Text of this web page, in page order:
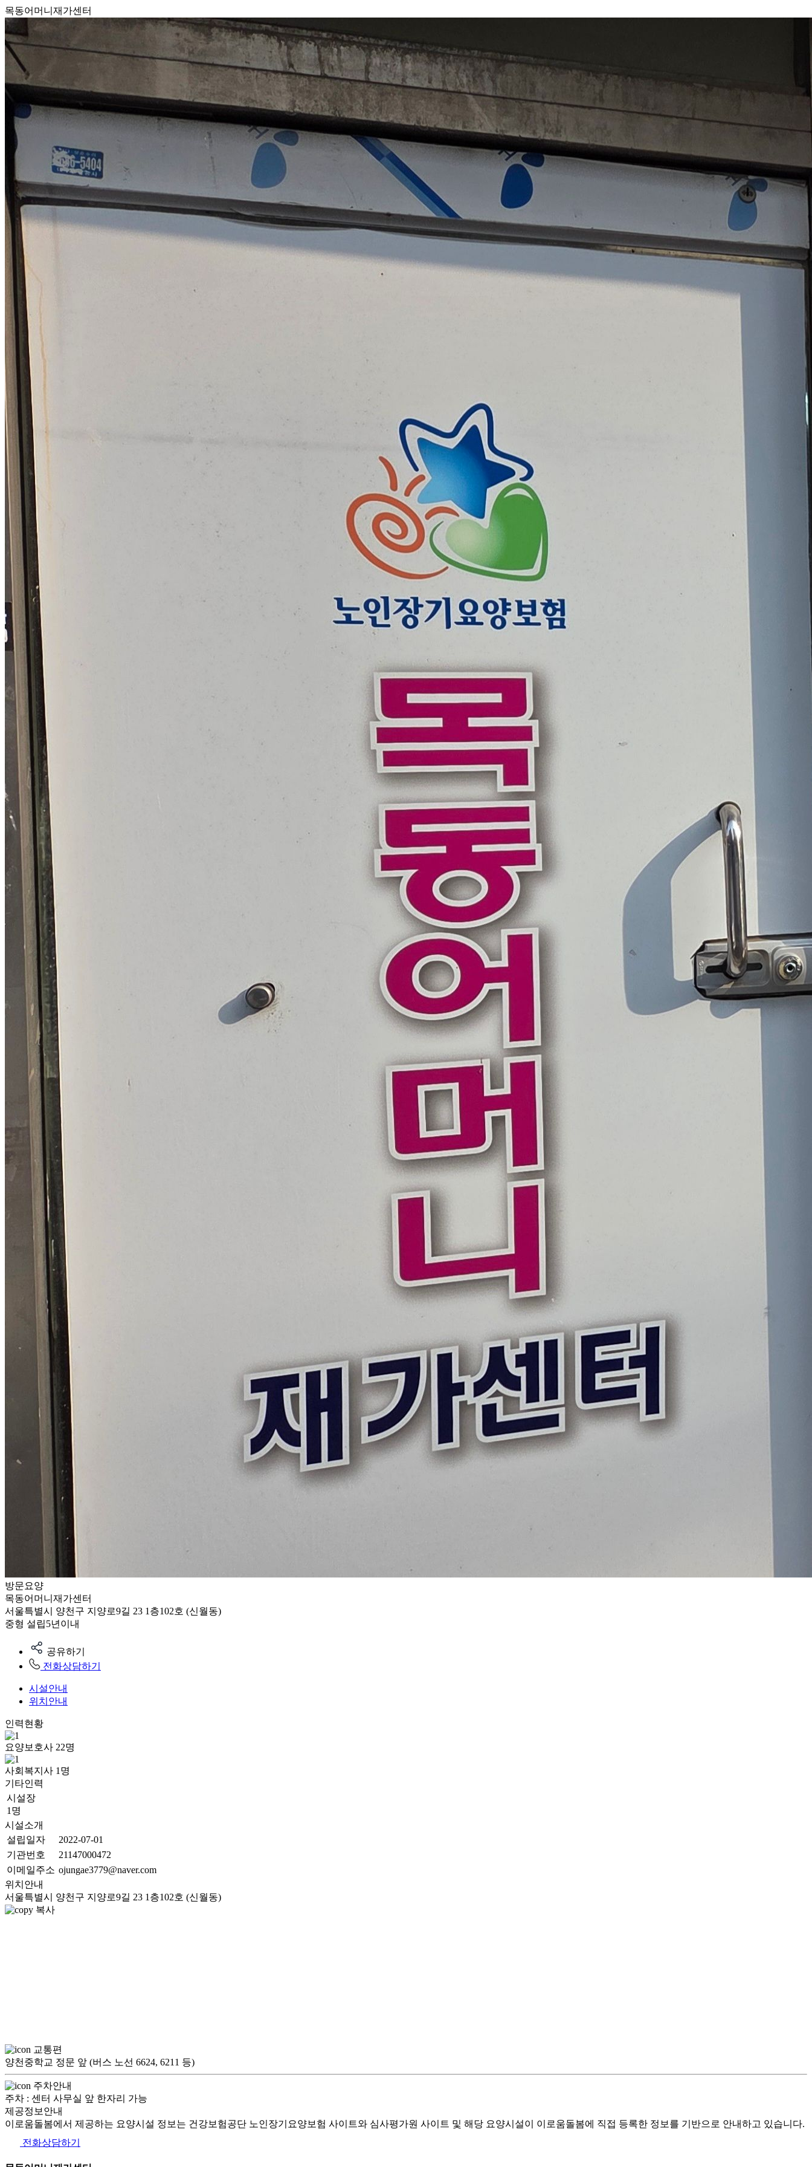
목동어머니재가센터
방문요양
목동어머니재가센터
서울특별시 양천구 지양로9길 23 1층102호 (신월동)
중형 설립5년이내
공유하기
전화상담하기
시설안내
위치안내
인력현황
요양보호사 22명
사회복지사 1 명
기타인력
시설장
1명
시설소개
설립일자
2022-07-01
기관번호
21147000472
이메일주소 ojungae3779@naver.com
위치안내
서울특별시 양천구 지양로9길 23 1층102호 (신월동)
복사
교통편
양천중학교 정문 앞 (버스 노선 6624, 6211 등)
주차안내
주차 : 센터 사무실 앞 한자리 가능
제공정보안내
이로움돌봄에서 제공하는 요양시설 정보는 건강보험공단 노인장기요양보험 사이트와 심사평가원 사이트 및 해당 요양시설이 이로움돌봄에 직접 등록한 정보를 기반으로 안내하고 있습니다.
전화상담하기